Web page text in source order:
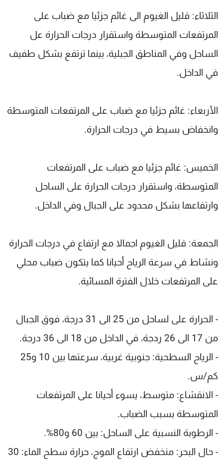
الثلاثاء: قليل الغيوم الى غائم جزئيا مع ضباب على
المرتفعات المتوسطة واستقرار درجات الحرارة عل
الساحل وفي المناطق الجبلية، بينما ترتفع بشكل طفيف
في الداخل.
الأربعاء: غائم جزئيا مع ضباب على المرتفعات المتوسطة
وانخفاض بسيط في درجات الحرارة.
الخميس: غائم جزئيا مع ضباب على المرتفعات
المتوسطة، واستقرار درجات الحرارة على الساحل
وارتفاعها بشكل محدود على الجبال وفي الداخل.
الجمعة: قليل الغيوم اجمالا مع ارتفاع في درجات الحرارة
ونشاط في سرعة الرياح أحيانا كما يتكون ضباب محلي
على المرتفعات خلال الفترة المسائية.
- الحرارة على لساحل من 25 الى 31 درجة، فوق الجبال
من 17 الى 26 ردجة، في الداخل من 18 الى 36 درجة.
- الرياح السطحية: جنوبية غربية، سرعتها بين 10 و25
كم/س.
- الانقشاع: متوسط، يسوء أحيانا على المرتفعات
المتوسطة بسبب الضباب.
- الرطوبة النسبية على الساحل: بين 60 و80%.
- حال البحر: منخفض ارتفاع الموج، حرارة سطح الماء: 30